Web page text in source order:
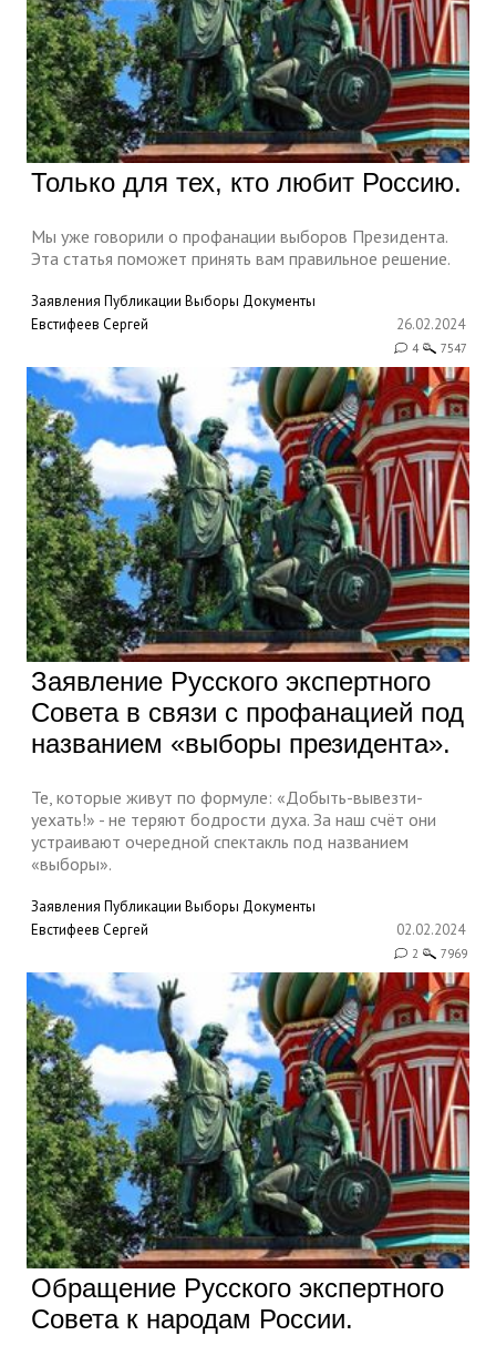
Только для тех, кто любит Россию.
Мы уже говорили о профанации выборов Президента.
Эта статья поможет принять вам правильное решение.
Заявления Публикации Выборы Документы
Евстифеев Сергей
26.02.2024
4 7547
Заявление Русского экспертного
Совета в связи с профанацией под
названием «выборы президента».
Те, которые живут по формуле: «Добыть-вывезти-
уехать!» - не теряют бодрости духа. За наш счёт они
устраивают очередной спектакль под названием
«выборы».
Заявления Публикации Выборы Документы
Евстифеев Сергей
02.02.2024
2 7969
Обращение Русского экспертного
Совета к народам России.